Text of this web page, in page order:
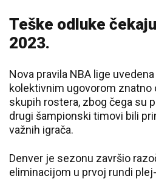
Teške odluke
2023.
Nova pravila NBA lige
kolektivnim ugovorom znatno
skupih rostera, zbog čega su
drugi šampionski timovi bili
važnih igrača.
Denver je sezonu završio
eliminacijom u prvoj rundi